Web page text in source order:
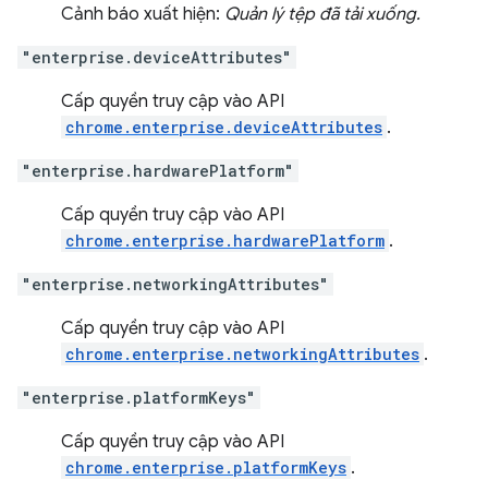
Cảnh báo xuất hiện: Quản lý tệp đã tải xuống.
"enterprise.deviceAttributes"
Cấp quyền truy cập vào API
chrome.enterprise.deviceAttributes .
"enterprise.hardwarePlatform"
Cấp quyền truy cập vào API
chrome.enterprise.hardwarePlatform .
"enterprise.networkingAttributes"
Cấp quyền truy cập vào API
chrome.enterprise.networkingAttributes .
"enterprise.platformKeys"
Cấp quyền truy cập vào API
chrome.enterprise.platformKeys .